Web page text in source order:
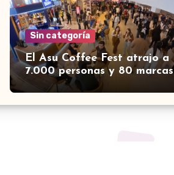
Sin categoría
El Asu Coffee Fest atrajo a
7.000 personas y 80 marcas